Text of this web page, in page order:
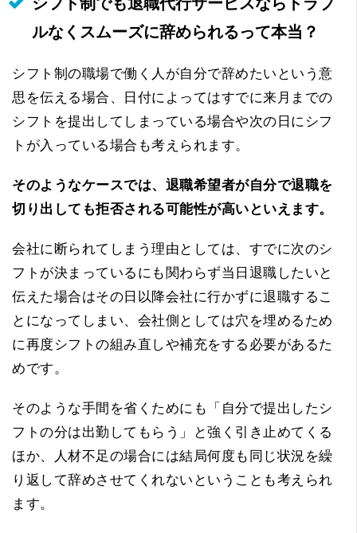
ルなくスムーズに辞められるって本当？
シフト制の職場で働く人が自分で辞めたいという意
思を伝える場合、日付によってはすでに来月までの
シフトを提出してしまっている場合や次の日にシフ
トが入っている場合も考えられます。
そのようなケースでは、退職希望者が自分で退職を
切り出しても拒否される可能性が高いといえます。
会社に断られてしまう理由としては、すでに次のシ
フトが決まっているにも関わらず当日退職したいと
伝えた場合はその日以降会社に行かずに退職するこ
とになってしまい、会社側としては穴を埋めるため
に再度シフトの組み直しや補充をする必要があるた
めです。
そのような手間を省くためにも「自分で提出したシ
フトの分は出勤してもらう」と強く引き止めてくる
ほか、人材不足の場合には結局何度も同じ状況を繰
り返して辞めさせてくれないということも考えられ
ます。